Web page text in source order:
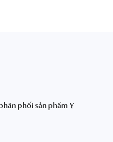
phối sản phẩm Y